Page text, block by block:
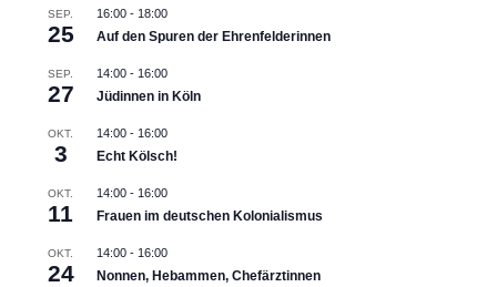
SEP.
25
16:00- 18:00
Auf den Spuren der Ehrenfelderinnen
SEP.
27
14:00- 16:00
Jüdinnen in Köln
OKT.
3
14:00- 16:00
Echt Kölsch!
OKT.
11
14:00- 16:00
Frauen im deutschen Kolonialismus
OKT.
24
14:00- 16:00
Nonnen, Hebammen, Chefärztinnen